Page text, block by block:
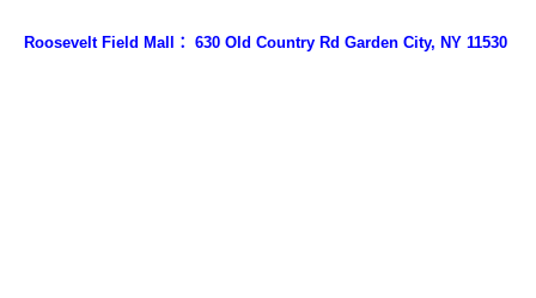
Roosevelt Field Mall： 630 Old Country Rd Garden City, NY 11530